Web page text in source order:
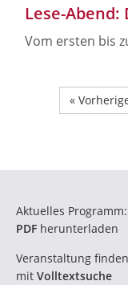
Lese-
Vom ersten bis
«
Aktuelles Programm:
PDF herunterladen
Veranstaltung finden
mit Volltextsuche